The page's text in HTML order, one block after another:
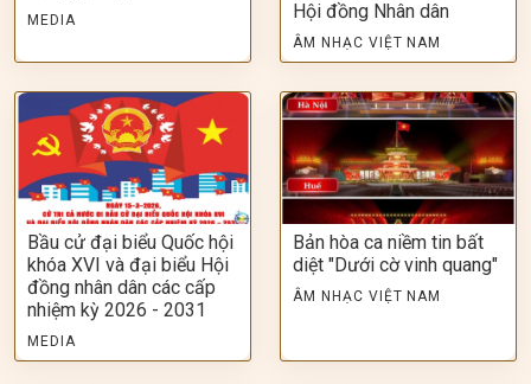
MEDIA
Hội đồng Nhân dân
ÂM NHẠC VIỆT NAM
Bầu cử đại biểu Quốc hội
khóa XVI và đại biểu Hội
đồng nhân dân các cấp
nhiệm kỳ 2026 - 2031
MEDIA
Bản hòa ca niềm tin bất
diệt "Dưới cờ vinh quang"
ÂM NHẠC VIỆT NAM